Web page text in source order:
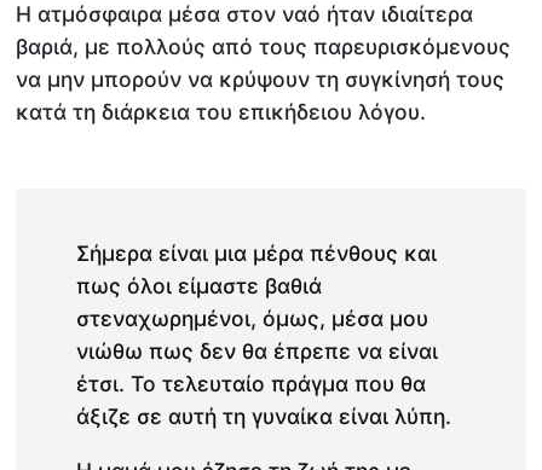
Η ατμόσφαιρα μέσα στον ναό ήταν ιδιαίτερα
βαριά, με πολλούς από τους παρευρισκόμενους
να μην μπορούν να κρύψουν τη συγκίνησή τους
κατά τη διάρκεια του επικήδειου λόγου.
Σήμερα είναι μια μέρα πένθους και
πως όλοι είμαστε βαθιά
στεναχωρημένοι, όμως, μέσα μου
νιώθω πως δεν θα έπρεπε να είναι
έτσι. Το τελευταίο πράγμα που θα
άξιζε σε αυτή τη γυναίκα είναι λύπη.